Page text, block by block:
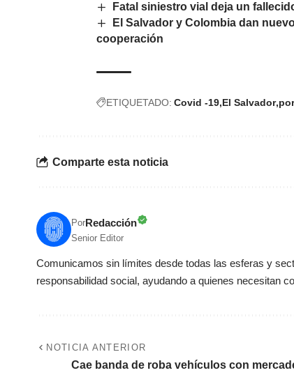
Fatal siniestro vial deja un
El Salvador y Colombia dan
cooperación
ETIQUETADO: Covid -19 El Salvador
Comparte esta noticia
PorRedacción
Senior Editor
Comunicamos sin límites desde todas las esferas y
responsabilidad social, ayudando a quienes necesitan
NOTICIA ANTERIOR
Cae banda de roba vehículos con